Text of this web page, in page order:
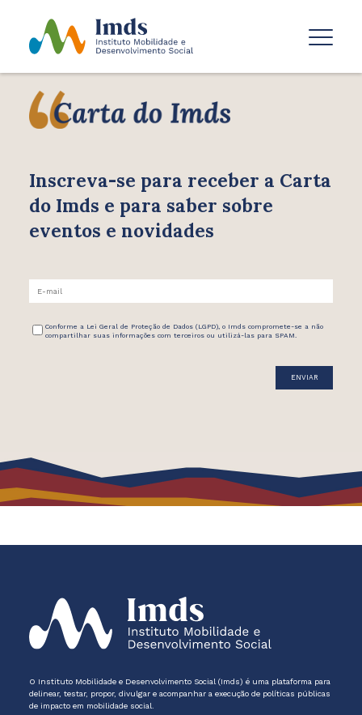
Inscreva-se para receber a Carta
do Imds e para saber sobre
eventos e novidades
Conforme a Lei Geral de Proteção de Dados (LGPD), o Imds compromete-se a não
compartilhar suas informações com terceiros ou utilizá-las para SPAM.
O Instituto Mobilidade e Desenvolvimento Social (Imds) é uma plataforma para
delinear, testar, propor, divulgar e acompanhar a execução de políticas públicas
de impacto em mobilidade social.